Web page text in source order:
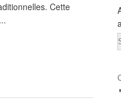
Cette